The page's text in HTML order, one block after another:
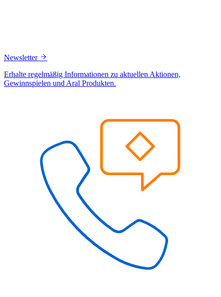
Newsletter
Erhalte regelmäßig Informationen zu aktuellen Aktionen,
Gewinnspielen und Aral Produkten.